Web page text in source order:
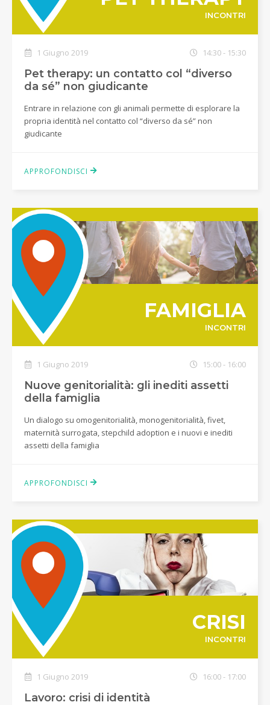
INCONTRI
1 Giugno 2019 14:30 - 15:30
Pet therapy: un contatto col “diverso
da sé” non giudicante
Entrare in relazione con gli animali permette di esplorare la
propria identità nel contatto col “diverso da sé” non
giudicante
APPROFONDISCI
FAMIGLIA
INCONTRI
1 Giugno 2019 15:00 - 16:00
Nuove genitorialità: gli inediti assetti
della famiglia
Un dialogo su omogenitorialità, monogenitorialità, fivet,
maternità surrogata, stepchild adoption e i nuovi e inediti
assetti della famiglia
APPROFONDISCI
CRISI
INCONTRI
1 Giugno 2019 16:00 - 17:00
Lavoro: crisi di identità